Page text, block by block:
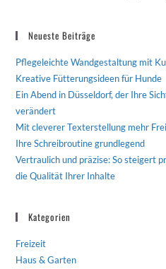
Neueste Beiträge
Pflegeleichte Wandgestaltung mit
Kreative Fütterungsideen für Hunde
Ein Abend in Düsseldorf, der Ihre
verändert
Mit cleverer Texterstellung mehr
Ihre Schreibroutine grundlegend
Vertraulich und präzise: So steigert
die Qualität Ihrer Inhalte
Kategorien
Freizeit
Haus & Garten